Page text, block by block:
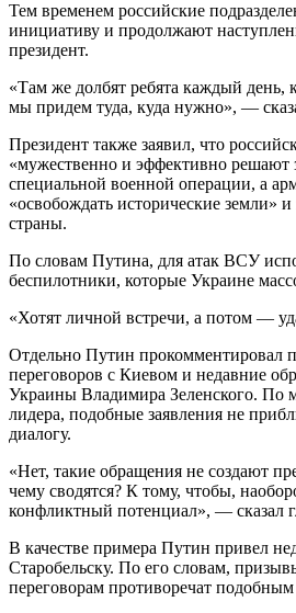
Тем временем российские
инициативу и продолжают
президент.
«Там же долбят ребята каждый
мы придем туда, куда нужно», —
Президент также заявил, что
«мужественно и эффективно решают
специальной военной операции, а
«освобождать исторические земли»
страны.
По словам Путина, для атак ВСУ
беспилотники, которые Украине
«Хотят личной встречи, а потом —
Отдельно Путин прокомментировал
переговоров с Киевом и недавние
Украины Владимира Зеленского. По
лидера, подобные заявления не
диалогу.
«Нет, такие обращения не создают
чему сводятся? К тому, чтобы,
конфликтный потенциал», — сказал
В качестве примера Путин привел
Старобельску. По его словам,
переговорам противоречат